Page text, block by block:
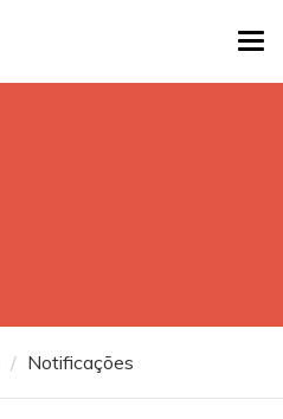
Notificações